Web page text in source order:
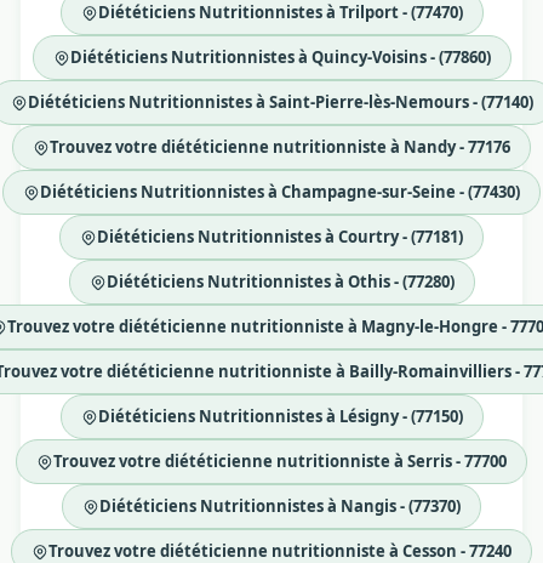
Diététiciens Nutritionnistes à Trilport - (77470)
Diététiciens Nutritionnistes à Quincy-Voisins - (77860)
Diététiciens Nutritionnistes à Saint-Pierre-lès-Nemours - (77140)
Trouvez votre diététicienne nutritionniste à Nandy - 77176
Diététiciens Nutritionnistes à Champagne-sur-Seine - (77430)
Diététiciens Nutritionnistes à Courtry - (77181)
Diététiciens Nutritionnistes à Othis - (77280)
Trouvez votre diététicienne nutritionniste à Magny-le-Hongre -
votre diététicienne nutritionniste à Bailly-Romainvilliers -
Diététiciens Nutritionnistes à Lésigny - (77150)
Trouvez votre diététicienne nutritionniste à Serris - 77700
Diététiciens Nutritionnistes à Nangis - (77370)
Trouvez votre diététicienne nutritionniste à Cesson - 77240